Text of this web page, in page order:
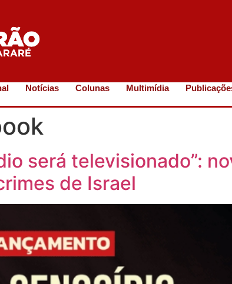
Notícias Colunas Multimídia
será televisionado”:
de Israel